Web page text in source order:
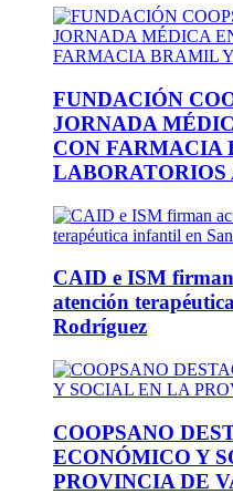
FUNDACIÓN
JORNADA
CON FARMACIA
LABORATORIOS
CAID e ISM
atención
Rodríguez
COOPSANO
ECONÓMICO Y
PROVINCIA DE